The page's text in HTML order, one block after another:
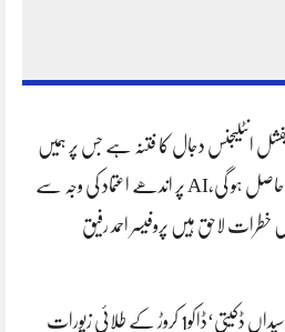
انٹلیجنس دجال کا فتنہ ہے جس پر ہمیں
فتح حاصل ہو گی،AI پر اندھے اعتماد کی وجہ سے
خطرات لاحق ہیں پروفیسر احمد رفیق
کلرسیداں ڈکیتی‘ڈاکو1 کروڑ کے طلائی زیورات